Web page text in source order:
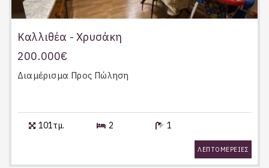
Καλλιθέα - Χρυσάκη
200.000€
Διαμέρισμα Προς Πώληση
101τμ. 2 1
ΛΕΠΤΟΜΕΡΕΙΕΣ